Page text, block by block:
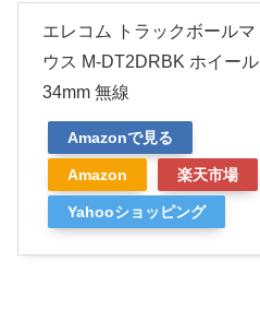
エレコム トラックボールマ
ウス M-DT2DRBK ホイール
34mm 無線
Amazonで見る
Amazon 楽天市場
Yahooショッピング